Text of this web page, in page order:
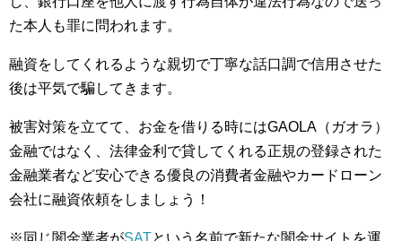
た本人も罪に問われます。
融資をしてくれるような親切で丁寧な話口調で信用させた
後は平気で騙してきます。
被害対策を立てて、お金を借りる時にはGAOLA（ガオラ）
金融ではなく、法律金利で貸してくれる正規の登録された
金融業者など安心できる優良の消費者金融やカードローン
会社に融資依頼をしましょう！
※同じ闇金業者がSATという名前で新たな闇金サイトを運